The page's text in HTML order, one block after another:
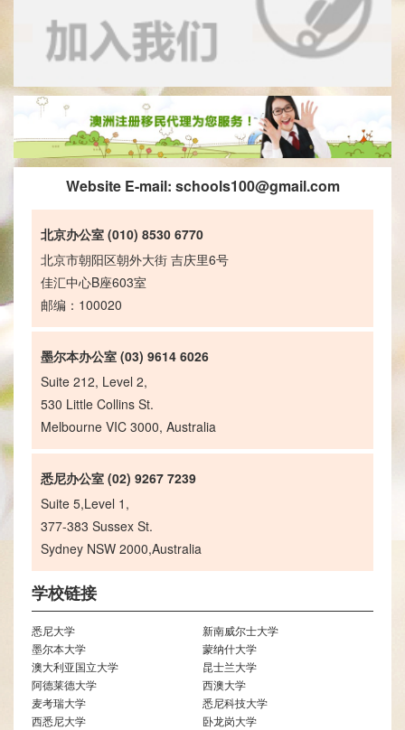
Website E-mail: schools100@gmail.com
北京办公室 (010) 8530 6770
北京市朝阳区朝外大街 吉庆里6号
佳汇中心B座603室
邮编：100020
墨尔本办公室 (03) 9614 6026
Suite 212, Level 2,
530 Little Collins St.
Melbourne VIC 3000, Australia
悉尼办公室 (02) 9267 7239
Suite 5,Level 1,
377-383 Sussex St.
Sydney NSW 2000,Australia
学校链接
悉尼大学
新南威尔士大学
墨尔本大学
蒙纳什大学
澳大利亚国立大学
昆士兰大学
阿德莱德大学
西澳大学
麦考瑞大学
悉尼科技大学
西悉尼大学
卧龙岗大学